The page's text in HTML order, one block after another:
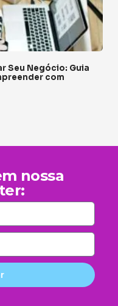
Seu Negócio: Guia
com
nossa